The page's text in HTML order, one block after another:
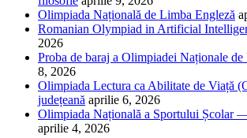
Olimpiada Națională de Limba Engleză
Romanian Olympiad in Artificial
2026
Proba de baraj a Olimpiadei Naționale de
8, 2026
Olimpiada Lectura ca Abilitate de Viață
județeană aprilie 6, 2026
Olimpiada Națională a Sportului Școlar
aprilie 4, 2026